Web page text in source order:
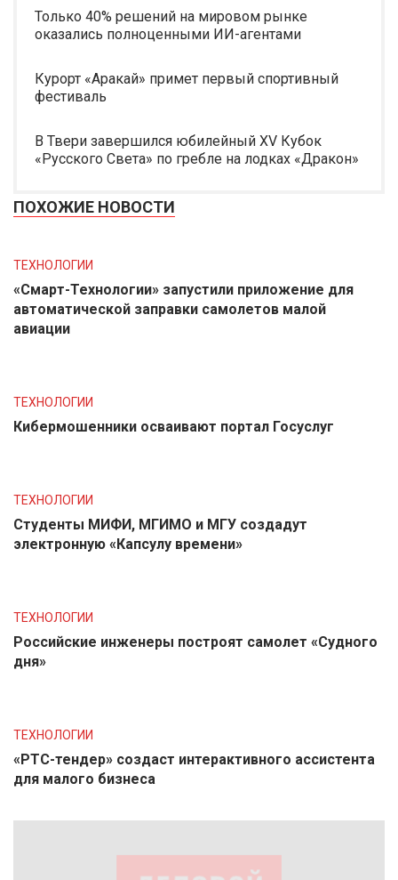
Только 40% решений на мировом рынке
оказались полноценными ИИ-агентами
Курорт «Аракай» примет первый спортивный
фестиваль
В Твери завершился юбилейный XV Кубок
«Русского Света» по гребле на лодках «Дракон»
ПОХОЖИЕ НОВОСТИ
ТЕХНОЛОГИИ
«Смарт-Технологии» запустили приложение для
автоматической заправки самолетов малой
авиации
ТЕХНОЛОГИИ
Кибермошенники осваивают портал Госуслуг
ТЕХНОЛОГИИ
Студенты МИФИ, МГИМО и МГУ создадут
электронную «Капсулу времени»
ТЕХНОЛОГИИ
Российские инженеры построят самолет «Судного
дня»
ТЕХНОЛОГИИ
«РТС-тендер» создаст интерактивного ассистента
для малого бизнеса